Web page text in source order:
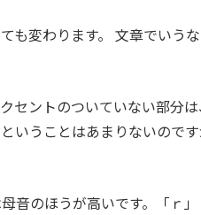
も変わります。 文章でいう
セントのついていない部分
いうことはあまりないので
音のほうが高いです。「ｒ